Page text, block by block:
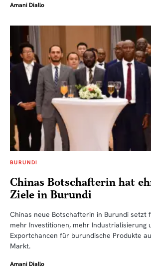
Amani Diallo
BURUNDI
Chinas Botschafterin hat
Ziele in Burundi
Chinas neue Botschafterin in Burundi setzt
mehr Investitionen, mehr Industrialisierung
Exportchancen für burundische Produkte
Markt.
Amani Diallo